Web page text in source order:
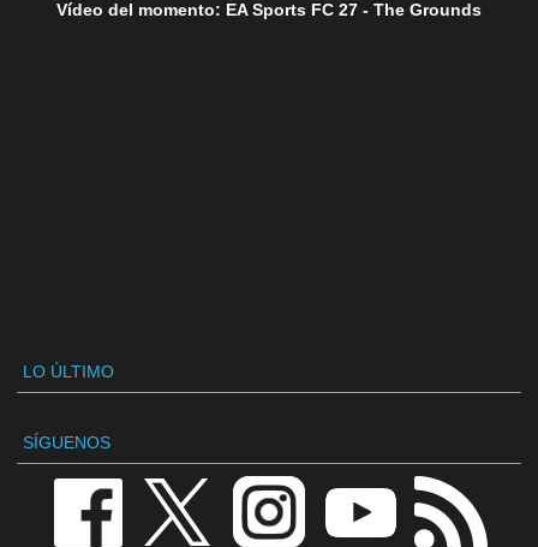
Vídeo del momento: EA Sports FC 27 - The Grounds
LO ÚLTIMO
SÍGUENOS